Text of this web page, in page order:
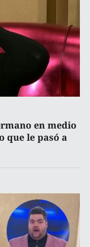
en medio
que le pasó a